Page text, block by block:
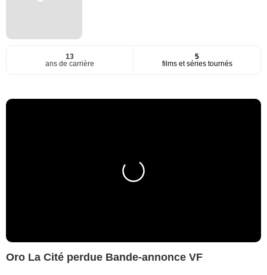
13
ans de carrière
5
films et séries tournés
Oro La Cité perdue Bande-annonce VF